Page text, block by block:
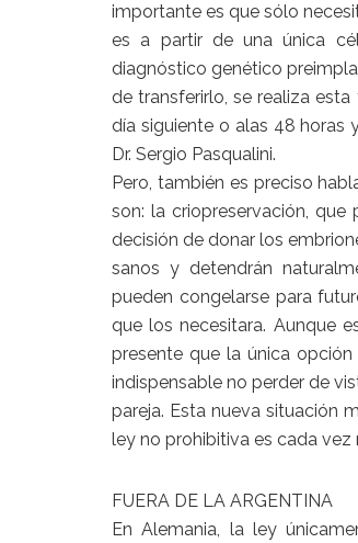
importante es que sólo
es a partir de una única
diagnóstico genético
de transferirlo, se realiza
día siguiente o alas 48 horas
Dr. Sergio Pasqualini.
Pero, también es preciso
son: la criopreservación,
decisión de donar los
sanos y detendrán
pueden congelarse para
que los necesitara. Aunque
presente que la única
indispensable no perder de
pareja. Esta nueva situación
ley no prohibitiva es cada vez
FUERA DE LA ARGENTINA
En Alemania, la ley